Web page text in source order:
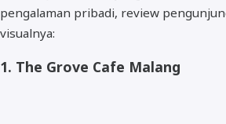
pengalaman pribadi, review
visualnya:
1. The Grove Cafe Malang